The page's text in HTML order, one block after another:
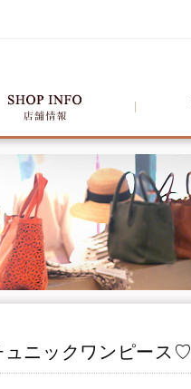
ニックワンピース♡